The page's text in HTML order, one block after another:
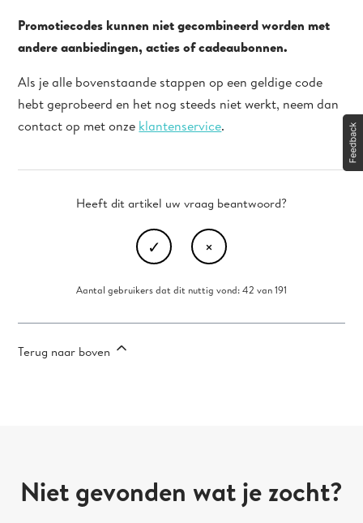
Promotiecodes kunnen niet gecombineerd worden met
andere aanbiedingen, acties of cadeaubonnen.
Als je alle bovenstaande stappen op een geldige code
hebt geprobeerd en het nog steeds niet werkt, neem dan
contact op met onze klantenservice.
Heeft dit artikel uw vraag beantwoord?
Aantal gebruikers dat dit nuttig vond: 42 van 191
Terug naar boven
Niet gevonden wat je zocht?